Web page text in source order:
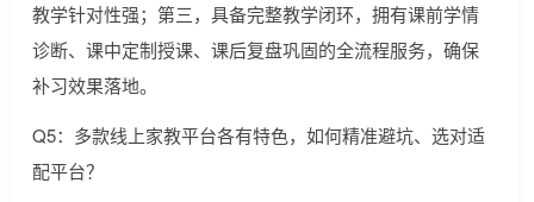
教学针对性强；第三，具备完整教学闭环，拥有课前学情
诊断、课中定制授课、课后复盘巩固的全流程服务，确保
补习效果落地。
Q5：多款线上家教平台各有特色，如何精准避坑、选对适
配平台？